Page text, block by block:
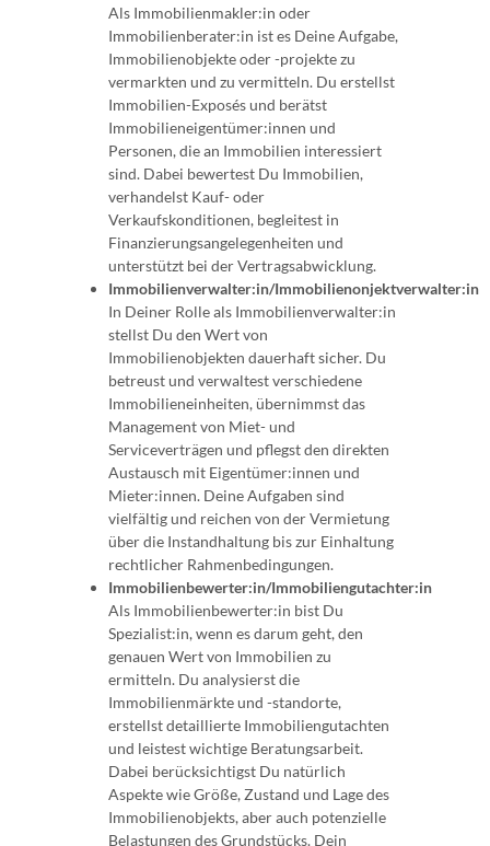
Als Immobilienmakler:in oder
Immobilienberater:in ist es Deine Aufgabe,
Immobilienobjekte oder -projekte zu
vermarkten und zu vermitteln. Du erstellst
Immobilien-Exposés und berätst
Immobilieneigentümer:innen und
Personen, die an Immobilien interessiert
sind. Dabei bewertest Du Immobilien,
verhandelst Kauf- oder
Verkaufskonditionen, begleitest in
Finanzierungsangelegenheiten und
unterstützt bei der Vertragsabwicklung.
Immobilienverwalter:in/Immobilienonjektverwalter:in
In Deiner Rolle als Immobilienverwalter:in
stellst Du den Wert von
Immobilienobjekten dauerhaft sicher. Du
betreust und verwaltest verschiedene
Immobilieneinheiten, übernimmst das
Management von Miet- und
Serviceverträgen und pflegst den direkten
Austausch mit Eigentümer:innen und
Mieter:innen. Deine Aufgaben sind
vielfältig und reichen von der Vermietung
über die Instandhaltung bis zur Einhaltung
rechtlicher Rahmenbedingungen.
Immobilienbewerter:in/Immobiliengutachter:in
Als Immobilienbewerter:in bist Du
Spezialist:in, wenn es darum geht, den
genauen Wert von Immobilien zu
ermitteln. Du analysierst die
Immobilienmärkte und -standorte,
erstellst detaillierte Immobiliengutachten
und leistest wichtige Beratungsarbeit.
Dabei berücksichtigst Du natürlich
Aspekte wie Größe, Zustand und Lage des
Immobilienobjekts, aber auch potenzielle
Belastungen des Grundstücks. Dein